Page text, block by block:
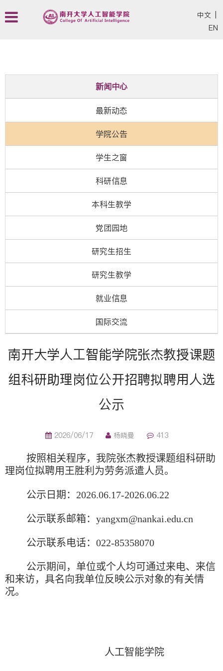
中文
EN
新闻中心
最新动态
学院公告
学生之窗
科研信息
本科生教学
党团园地
研究生招生
研究生教学
就业信息
国际交流
南开大学人工智能学院张杰教授课题
组科研助理岗位公开招聘拟聘用人选
公示
2026/06/17 杨晓曼 413
按照相关程序，我院张杰教授课题组科研助
理岗位拟聘用王胜利为劳务派遣人员。
公示日期： 2026.06.17-2026.06.22
公示联系邮箱： yangxm@nankai.edu.cn
公示联系电话： 022-85358070
公示期间，单位或个人均可通过来电、来信
和来访，具名向我单位反映公示对象的有关情
况。
人工智能学院